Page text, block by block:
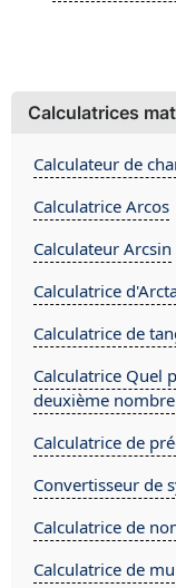
Calculatrices
Calculateur de
Calculatrice Arcos
Calculateur Arcsin
Calculatrice
Calculatrice de
Calculatrice Quel
deuxième nombre
Calculatrice de
Convertisseur de
Calculatrice de
Calculatrice de